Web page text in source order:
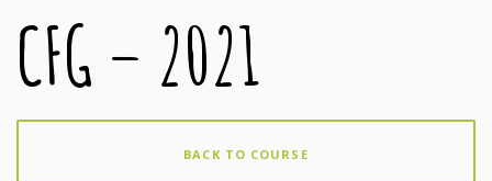
CFG – 2021
BACK TO COURSE